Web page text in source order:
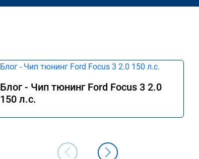
Блог - Чип тюнинг Ford Focus 3 2.0
150 л.с.